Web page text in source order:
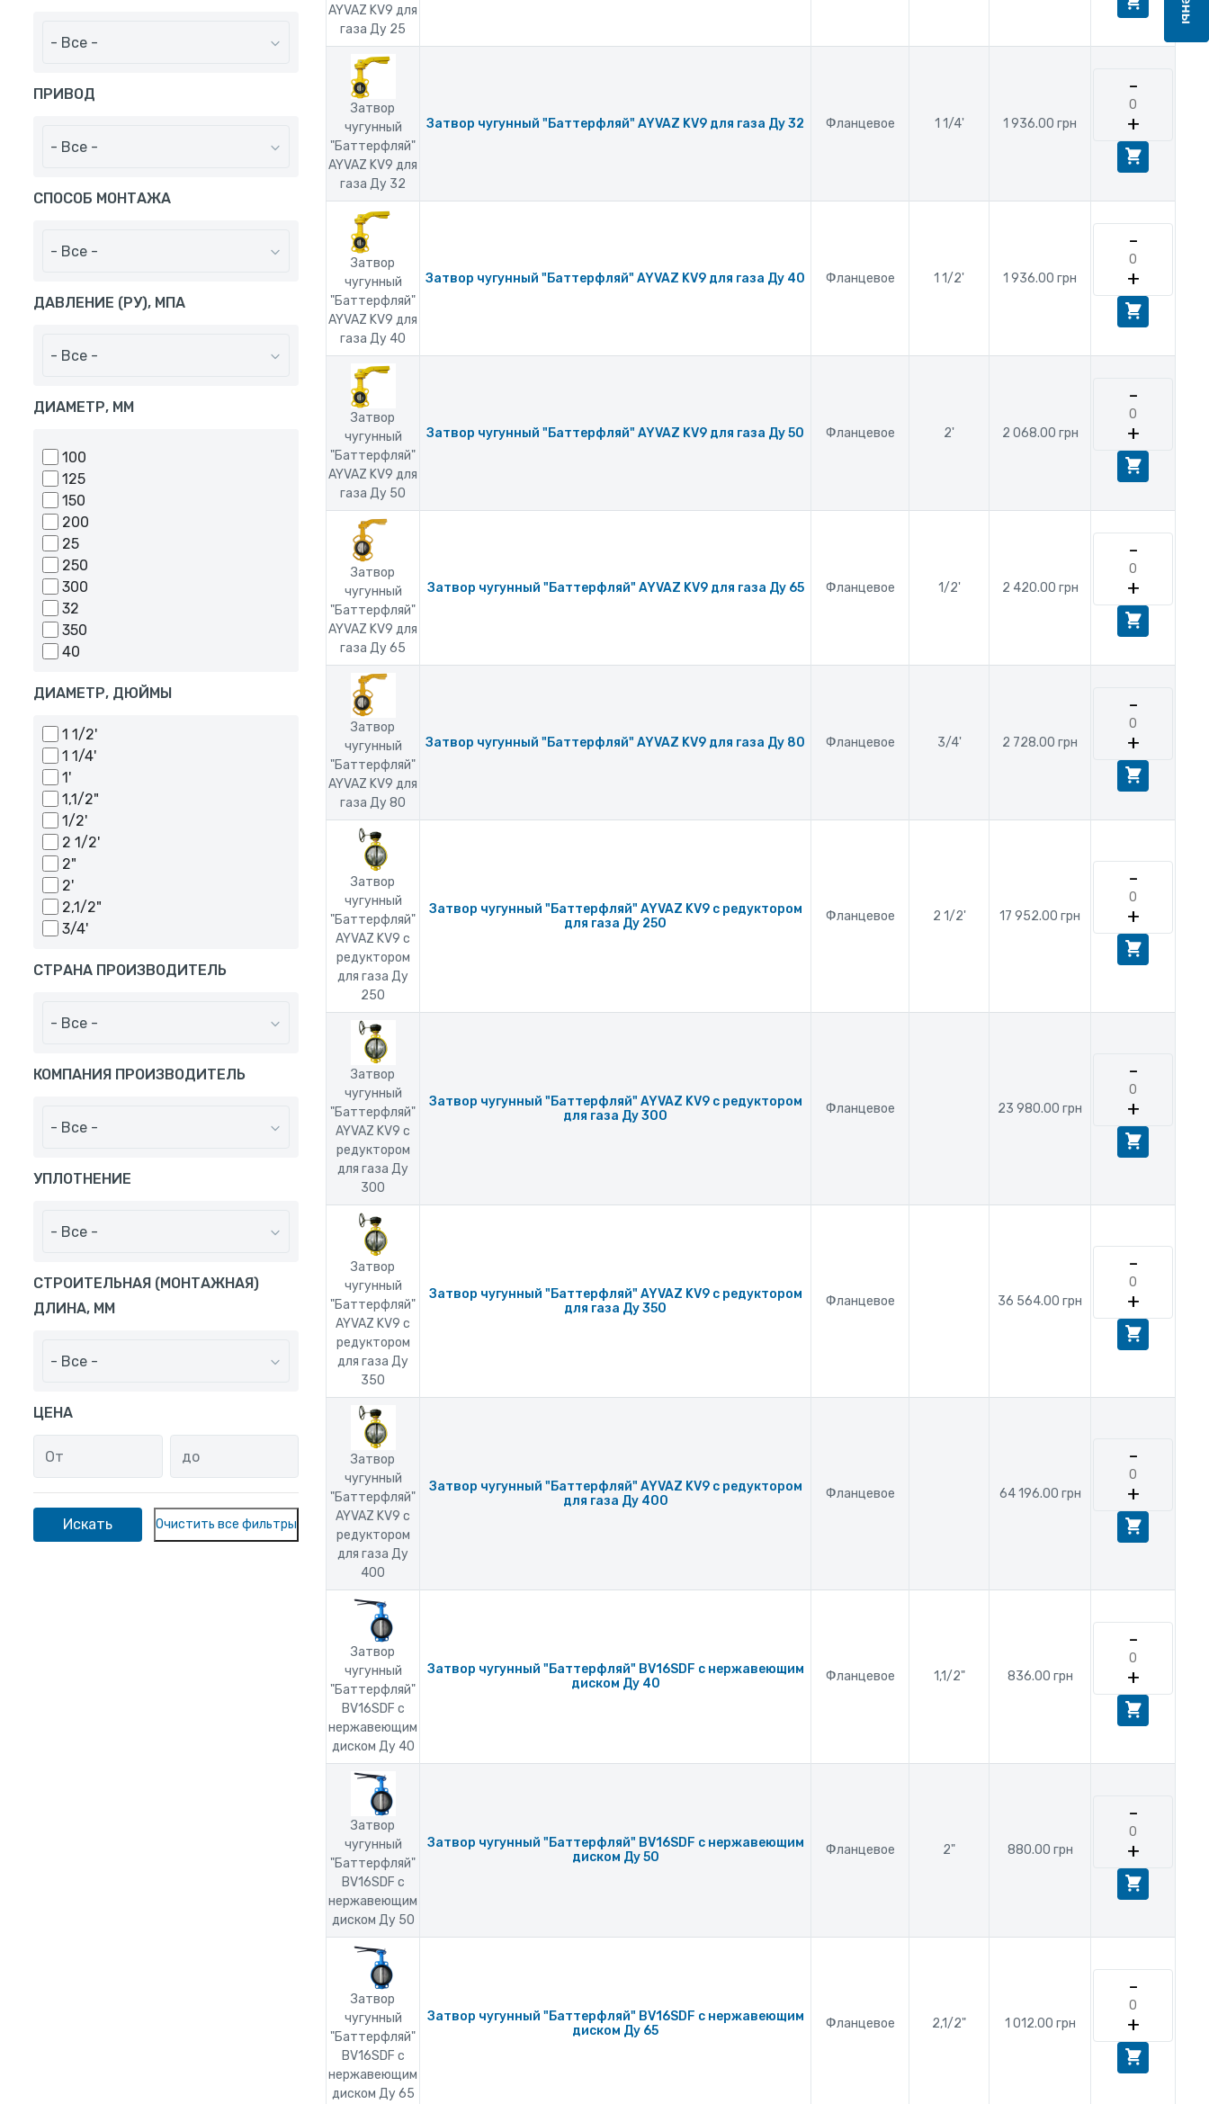
- Все -
ПРИВОД
- Все -
СПОСОБ МОНТАЖА
- Все -
ДАВЛЕНИЕ (РУ), МПА
- Все -
ДИАМЕТР, ММ
100
125
150
200
25
250
300
32
350
40
50
80
ДИАМЕТР, ДЮЙМЫ
1 1/2'
1 1/4'
1'
1,1/2"
1/2'
2 1/2'
2"
2'
2,1/2"
3/4'
СТРАНА ПРОИЗВОДИТЕЛЬ
- Все -
КОМПАНИЯ ПРОИЗВОДИТЕЛЬ
- Все -
УПЛОТНЕНИЕ
- Все -
СТРОИТЕЛЬНАЯ (МОНТАЖНАЯ)
ДЛИНА, ММ
- Все -
ЦЕНА
AYVAZ KV9 для
газа Ду 25
Затвор
чугунный
"Баттерфляй"
AYVAZ KV9 для
газа Ду 32
Затвор чугунный "Баттерфляй" AYVAZ KV9 для газа Ду 32 Фланцевое 1 1/4' 1 936.00 грн
-
+
Затвор
чугунный
"Баттерфляй"
AYVAZ KV9 для
газа Ду 40
Затвор чугунный "Баттерфляй" AYVAZ KV9 для газа Ду 40 Фланцевое 1 1/2' 1 936.00 грн
-
+
Затвор
чугунный
"Баттерфляй"
AYVAZ KV9 для
газа Ду 50
Затвор чугунный "Баттерфляй" AYVAZ KV9 для газа Ду 50 Фланцевое 2' 2 068.00 грн
-
+
Затвор
чугунный
"Баттерфляй"
AYVAZ KV9 для
газа Ду 65
Затвор чугунный "Баттерфляй" AYVAZ KV9 для газа Ду 65 Фланцевое 1/2' 2 420.00 грн
-
+
Затвор
чугунный
"Баттерфляй"
AYVAZ KV9 для
газа Ду 80
Затвор чугунный "Баттерфляй" AYVAZ KV9 для газа Ду 80 Фланцевое 3/4' 2 728.00 грн
-
+
Затвор
чугунный
"Баттерфляй"
AYVAZ KV9 с
редуктором
для газа Ду
250
Затвор чугунный "Баттерфляй" AYVAZ KV9 с редуктором
для газа Ду 250
Фланцевое 2 1/2' 17 952.00 грн
-
+
Затвор
чугунный
"Баттерфляй"
AYVAZ KV9 с
редуктором
для газа Ду
300
Затвор чугунный "Баттерфляй" AYVAZ KV9 с редуктором
для газа Ду 300
Фланцевое 23 980.00 грн
-
+
Затвор
чугунный
"Баттерфляй"
AYVAZ KV9 с
редуктором
для газа Ду
350
Затвор чугунный "Баттерфляй" AYVAZ KV9 с редуктором
для газа Ду 350
Фланцевое 36 564.00 грн
-
+
Затвор
чугунный
"Баттерфляй"
AYVAZ KV9 с
редуктором
для газа Ду
400
Затвор чугунный "Баттерфляй" AYVAZ KV9 с редуктором
для газа Ду 400
Фланцевое 64 196.00 грн
-
+
Затвор
чугунный
"Баттерфляй"
BV16SDF с
нержавеющим
диском Ду 40
Затвор чугунный "Баттерфляй" BV16SDF с нержавеющим
диском Ду 40
Фланцевое 1,1/2" 836.00 грн
-
+
Затвор
чугунный
"Баттерфляй"
BV16SDF с
нержавеющим
диском Ду 50
Затвор чугунный "Баттерфляй" BV16SDF с нержавеющим
диском Ду 50
Фланцевое 2" 880.00 грн
-
+
Затвор
чугунный
"Баттерфляй"
BV16SDF с
нержавеющим
диском Ду 65
Затвор чугунный "Баттерфляй" BV16SDF с нержавеющим
диском Ду 65
Фланцевое 2,1/2" 1 012.00 грн
-
+